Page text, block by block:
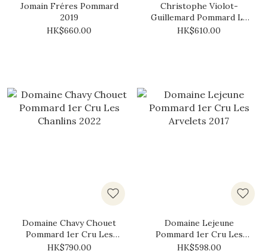
Jomain Fréres Pommard
2019
HK$660.00
Christophe Violot-
Guillemard Pommard La
Vache 2021
HK$610.00
Domaine Chavy Chouet
Pommard 1er Cru Les
Chanlins 2022
HK$790.00
Domaine Lejeune
Pommard 1er Cru Les
Arvelets 2017
HK$598.00